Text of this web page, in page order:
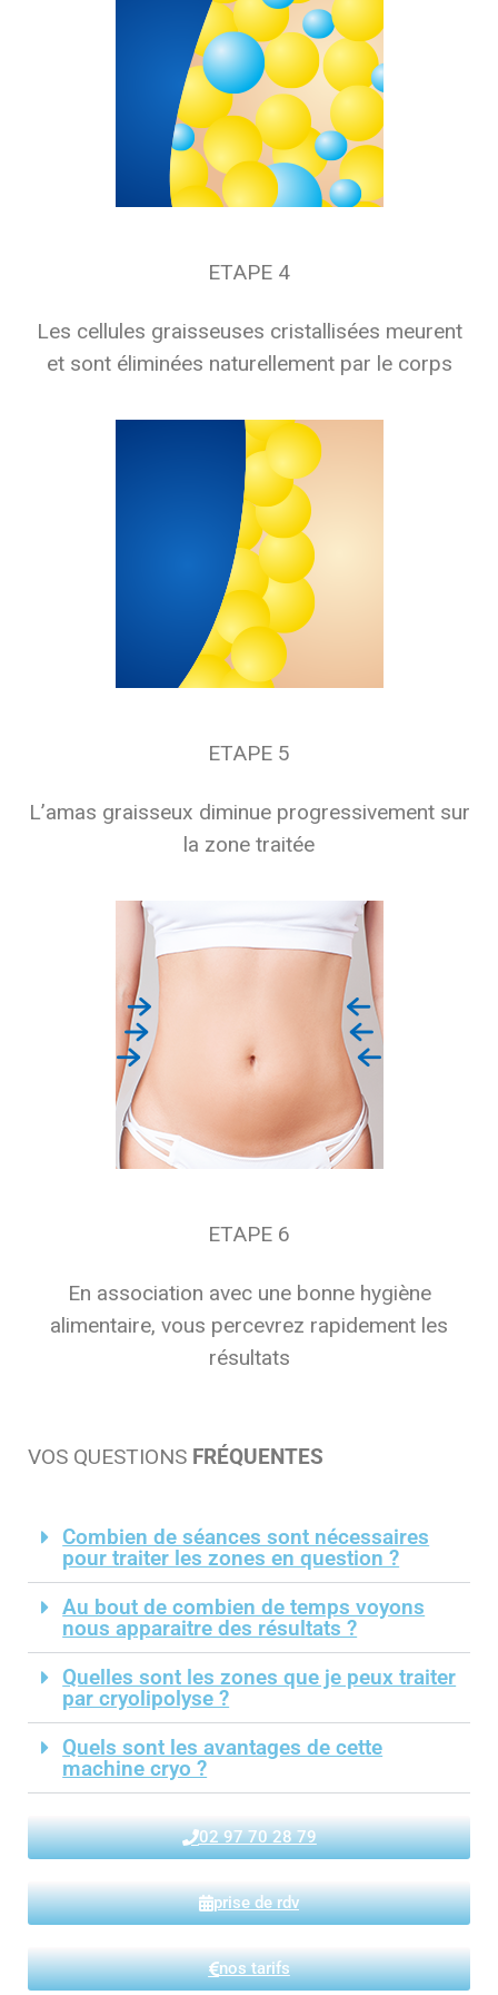
ETAPE 4
Les cellules graisseuses cristallisées meurent
et sont éliminées naturellement par le corps
ETAPE 5
L’amas graisseux diminue progressivement sur
la zone traitée
ETAPE 6
En association avec une bonne hygiène
alimentaire, vous percevrez rapidement les
résultats
VOS QUESTIONS FRÉQUENTES
Combien de séances sont nécessaires
pour traiter les zones en question ?
Au bout de combien de temps voyons
nous apparaitre des résultats ?
Quelles sont les zones que je peux traiter
par cryolipolyse ?
Quels sont les avantages de cette
machine cryo ?
02 97 70 28 79
prise de rdv
nos tarifs